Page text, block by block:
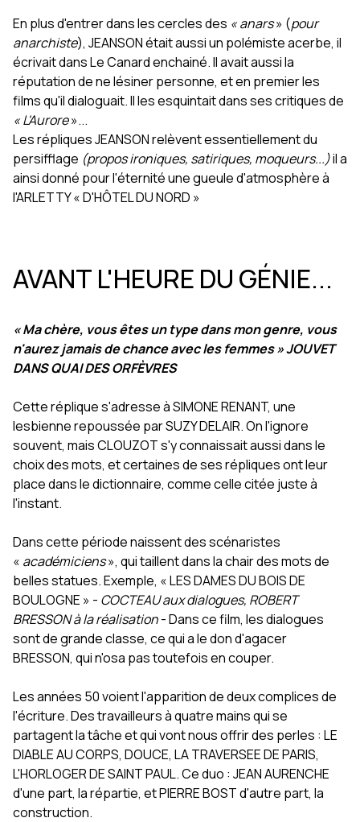
En plus d'entrer dans les cercles des « anars» (pour
anarchiste), JEANSON était aussi un polémiste acerbe, il
écrivait dans Le Canard enchainé. Il avait aussi la
réputation de ne lésiner personne, et en premier les
films qu'il dialoguait. Il les esquintait dans ses critiques de
« L'Aurore»...
Les répliques JEANSON relèvent essentiellement du
persifflage (propos ironiques, satiriques, moqueurs...)il a
ainsi donné pour l'éternité une gueule d'atmosphère à
l'ARLETTY « D'HÔTEL DU NORD »
AVANT L'HEURE DU GÉNIE...
« Ma chère, vous êtes un type dans mon genre, vous
n'aurez jamais de chance avec les femmes » JOUVET
DANS QUAI DES ORFÈVRES
Cette réplique s'adresse à SIMONE RENANT, une
lesbienne repoussée par SUZY DELAIR. On l'ignore
souvent, mais CLOUZOT s'y connaissait aussi dans le
choix des mots, et certaines de ses répliques ont leur
place dans le dictionnaire, comme celle citée juste à
l'instant.
Dans cette période naissent des scénaristes
« académiciens», qui taillent dans la chair des mots de
belles statues. Exemple, « LES DAMES DU BOIS DE
BOULOGNE » - COCTEAU aux dialogues, ROBERT
BRESSON à la réalisation- Dans ce film, les dialogues
sont de grande classe, ce qui a le don d'agacer
BRESSON, qui n'osa pas toutefois en couper.
Les années 50 voient l'apparition de deux complices de
l'écriture. Des travailleurs à quatre mains qui se
partagent la tâche et qui vont nous offrir des perles : LE
DIABLE AU CORPS, DOUCE, LA TRAVERSEE DE PARIS,
L'HORLOGER DE SAINT PAUL. Ce duo : JEAN AURENCHE
d'une part, la répartie, et PIERRE BOST d'autre part, la
construction.